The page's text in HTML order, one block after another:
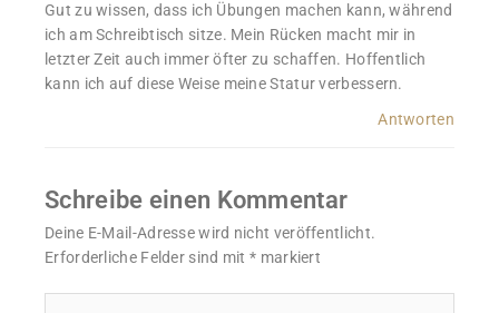
Gut zu wissen, dass ich Übungen machen kann, während
ich am Schreibtisch sitze. Mein Rücken macht mir in
letzter Zeit auch immer öfter zu schaffen. Hoffentlich
kann ich auf diese Weise meine Statur verbessern.
Antworten
Schreibe einen Kommentar
Deine E-Mail-Adresse wird nicht veröffentlicht.
Erforderliche Felder sind mit* markiert